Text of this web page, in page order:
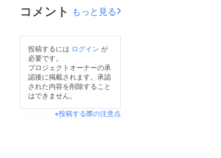
んでした。反省の上、
来たいと思っておりま
すので、今後も弊社を
応援頂けますと幸いで
す。本プロジェクトに
支援頂いた方、ご注目
頂いた方、皆様ありが
コメント もっと見る
投稿するには ログイン が
必要です。
プロジェクトオーナーの承
認後に掲載されます。承認
された内容を削除すること
はできません。
※投稿する際の注意点